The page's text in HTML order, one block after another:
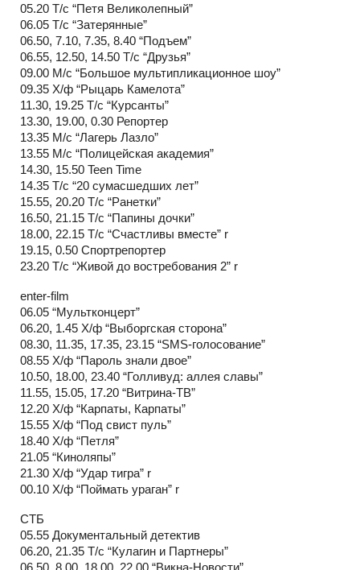
05.20 Т/с “Петя Великолепный”
06.05 Т/с “Затерянные”
06.50, 7.10, 7.35, 8.40 “Подъем”
06.55, 12.50, 14.50 Т/с “Друзья”
09.00 М/с “Большое мультипликационное шоу”
09.35 Х/ф “Рыцарь Камелота”
11.30, 19.25 Т/с “Курсанты”
13.30, 19.00, 0.30 Репортер
13.35 М/с “Лагерь Лазло”
13.55 М/с “Полицейская академия”
14.30, 15.50 Teen Time
14.35 Т/с “20 сумасшедших лет”
15.55, 20.20 Т/с “Ранетки”
16.50, 21.15 Т/с “Папины дочки”
18.00, 22.15 Т/с “Счастливы вместе” r
19.15, 0.50 Спортрепортер
23.20 Т/с “Живой до востребования 2” r
enter-film
06.05 “Мультконцерт”
06.20, 1.45 Х/ф “Выборгская сторона”
08.30, 11.35, 17.35, 23.15 “SMS-голосование”
08.55 Х/ф “Пароль знали двое”
10.50, 18.00, 23.40 “Голливуд: аллея славы”
11.55, 15.05, 17.20 “Витрина-ТВ”
12.20 Х/ф “Карпаты, Карпаты”
15.55 Х/ф “Под свист пуль”
18.40 Х/ф “Петля”
21.05 “Киноляпы”
21.30 Х/ф “Удар тигра” r
00.10 Х/ф “Поймать ураган” r
СТБ
05.55 Документальный детектив
06.20, 21.35 Т/с “Кулагин и Партнеры”
06.50, 8.00, 18.00, 22.00 “Викна-Новости”